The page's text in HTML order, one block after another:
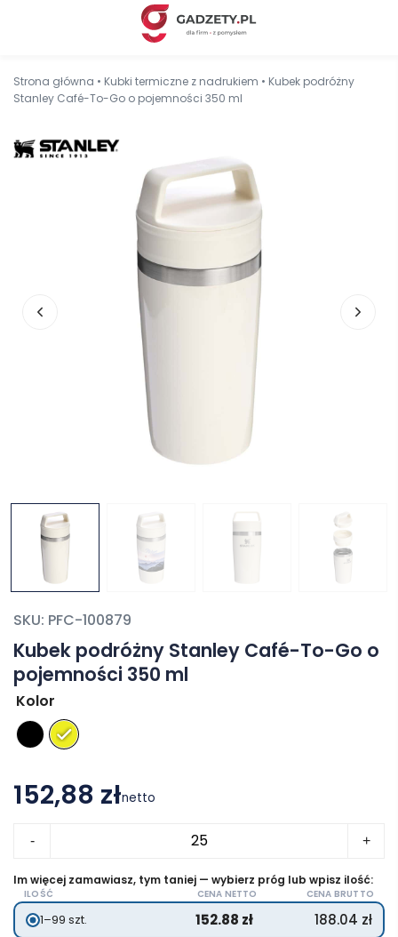
Strona główna • Kubki termiczne z nadrukiem • Kubek podróżny
Stanley Café-To-Go o pojemności 350 ml
Kubek podróżny Stanley Café-To-Go o
pojemności 350 ml
SKU: PFC-100879
Kolor
152,88 złnetto
-
podróżny
Stanley
Café-
+
Im więcej zamawiasz, tym taniej — wybierz próg lub wpisz ilość:
ILOŚĆ CENA NETTO CENA BRUTTO
1–99 szt. 152.88 zł 188.04 zł